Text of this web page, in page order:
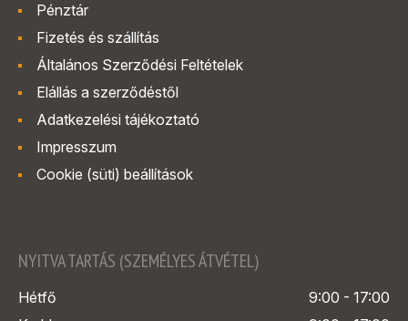
Pénztár
Fizetés és szállítás
Általános Szerződési Feltételek
Elállás a szerződéstől
Adatkezelési tájékoztató
Impresszum
Cookie (süti) beállítások
NYITVA TARTÁS (SZEMÉLYES ÁTVÉTEL)
Hétfő
9:00 - 17:00